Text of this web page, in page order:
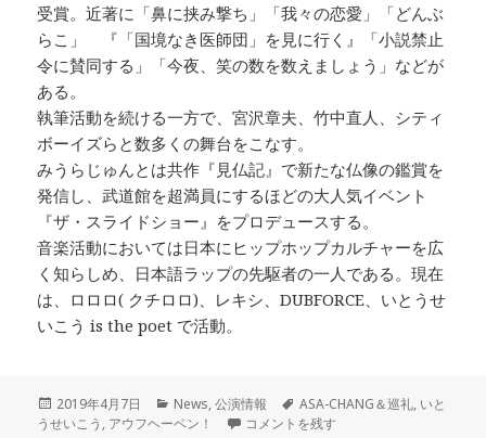
受賞。近著に「鼻に挟み撃ち」「我々の恋愛」「どんぶ
らこ」 『「国境なき医師団」を見に行く』「小説禁止
令に賛同する」「今夜、笑の数を数えましょう」などが
ある。
執筆活動を続ける一方で、宮沢章夫、竹中直人、シティ
ボーイズらと数多くの舞台をこなす。
みうらじゅんとは共作『見仏記』で新たな仏像の鑑賞を
発信し、武道館を超満員にするほどの大人気イベント
『ザ・スライドショー』をプロデュースする。
音楽活動においては日本にヒップホップカルチャーを広
く知らしめ、日本語ラップの先駆者の一人である。現在
は、ロロロ( クチロロ)、レキシ、DUBFORCE、いとうせ
いこう is the poet で活動。
投
稿
2019年4月7日
カ
テ
News,公演情報
タ
グ
ASA-CHANG＆巡礼, いと
うせいこう , アウフヘーベン！ 6/18 アウフヘーベン！vol.5 ASA-
コメントを残す